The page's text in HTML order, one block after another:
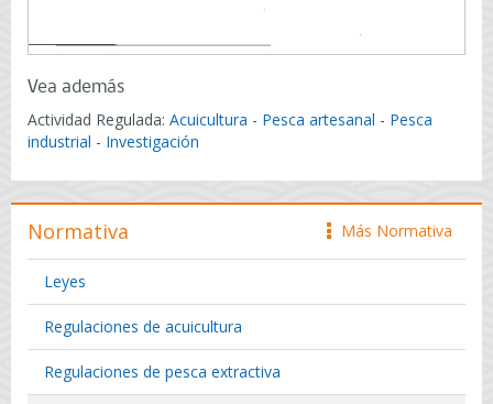
Vea además
Actividad Regulada: Acuicultura - Pesca artesanal - Pesca
industrial - Investigación
icono
Más Normativa
Normativa
Leyes
Regulaciones de acuicultura
Regulaciones de pesca extractiva